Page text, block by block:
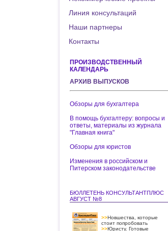
Линия консультаций
Наши партнеры
Контакты
ПРОИЗВОДСТВЕННЫЙ
КАЛЕНДАРЬ
АРХИВ ВЫПУСКОВ
Обзоры для бухгалтера
В помощь бухгалтеру: вопросы и
ответы, материалы из журнала
"Главная книга"
Обзоры для юристов
Изменения в российском и
Питерском законодательстве
БЮЛЛЕТЕНЬ КОНСУЛЬТАНТПЛЮС
АВГУСТ №8
>>Новшества, которые
стоит попробовать
>>Юристу. Готовые